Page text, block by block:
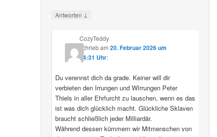
Antworten ↓
CozyTeddy
schriebam 20. Februar 2026 um
14:31 Uhr:
Du verennst dich da grade. Keiner will dir
verbieten den Irrungen und WIrrungen Peter
Thiels in aller Ehrfurcht zu lauschen, wenn es das
ist was dich glücklich macht. Glückliche Sklaven
braucht schließlich jeder Milliardär.
Während dessen kümmern wir Mitmenschen von